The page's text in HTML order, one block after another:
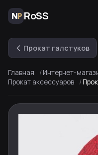
RoSS
Прокат галстуков
Главная Интернет-
Прокат аксессуаров